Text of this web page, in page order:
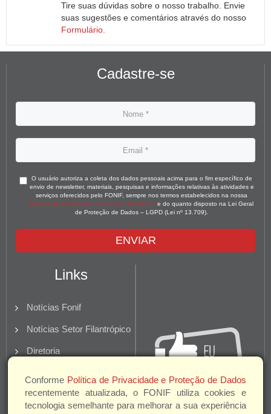
Tire suas dúvidas sobre o nosso trabalho. Envie
suas sugestões e comentários através do nosso
Formulário.
Cadastre-se
O usuário autoriza a coleta dos dados pessoais acima para o fim específico de
envio de newsletter, materiais, pesquisas e informações relativas às atividades e
serviços oferecidos pelo FONIF, sempre nos termos estabelecidos na nossa
Política de Privacidade e Proteção de Dados e do quanto disposto na Lei Geral
de Proteção de Dados – LGPD (Lei nº 13.709).
ENVIAR
Links
Notícias Fonif
Notícias Setor Filantrópico
Diretoria
Parceiros e Apoio
Conforme Política de Privacidade e Proteção de Dados
recentemente atualizada, o FONIF utiliza cookies e
tecnologia semelhante para melhorar a sua experiência